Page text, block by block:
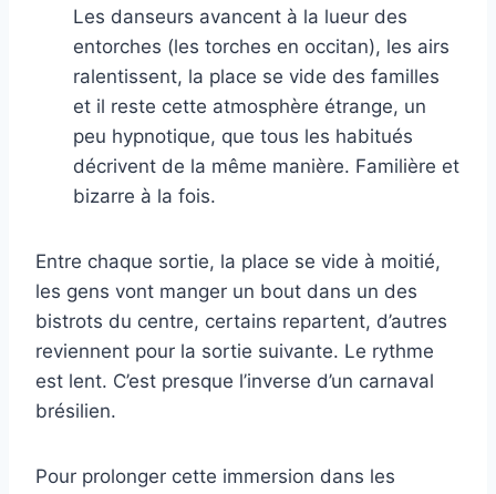
Les danseurs avancent à la lueur des
entorches (les torches en occitan), les airs
ralentissent, la place se vide des familles
et il reste cette atmosphère étrange, un
peu hypnotique, que tous les habitués
décrivent de la même manière. Familière et
bizarre à la fois.
Entre chaque sortie, la place se vide à moitié,
les gens vont manger un bout dans un des
bistrots du centre, certains repartent, d’autres
reviennent pour la sortie suivante. Le rythme
est lent. C’est presque l’inverse d’un carnaval
brésilien.
Pour prolonger cette immersion dans les